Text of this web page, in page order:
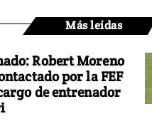
Más leídas
Robert Moreno
por la FEF
de entrenador